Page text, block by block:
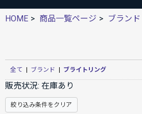
HOME 商品一覧ページ ブランド
全て ブランド ブライトリング
販売状況: 在庫あり
絞り込み条件をクリア